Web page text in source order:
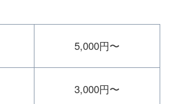
5,000円〜
3,000円〜